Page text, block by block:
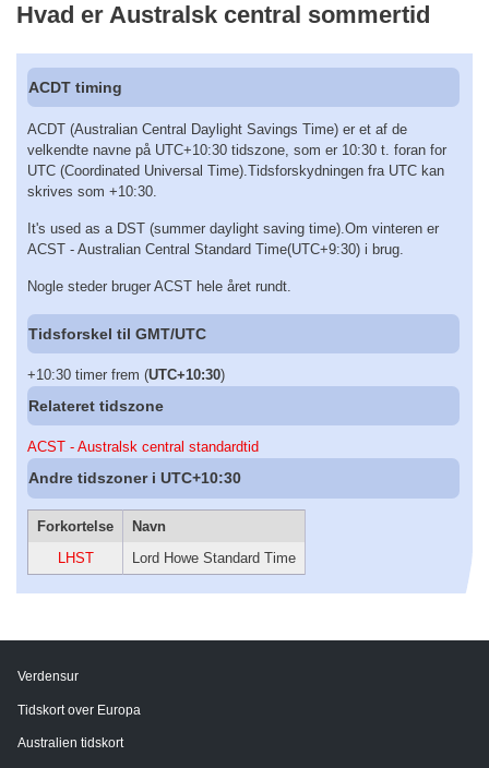
Hvad er Australsk central sommertid
ACDT timing
ACDT (Australian Central Daylight Savings Time) er et af de
velkendte navne på UTC+10:30 tidszone, som er 10:30 t. foran for
UTC (Coordinated Universal Time).Tidsforskydningen fra UTC kan
skrives som +10:30.
It's used as a DST (summer daylight saving time).Om vinteren er
ACST - Australian Central Standard Time(UTC+9:30) i brug.
Nogle steder bruger ACST hele året rundt.
Tidsforskel til GMT/UTC
+10:30 timer frem (UTC+10:30)
Relateret tidszone
ACST - Australsk central standardtid
Andre tidszoner i UTC+10:30
Forkortelse
Navn
LHST
Lord Howe Standard Time
Verdensur
Tidskort over Europa
Australien tidskort